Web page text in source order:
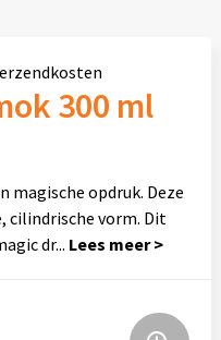
300 ml
magische opdruk. Deze
cilindrische vorm. Dit
dr...